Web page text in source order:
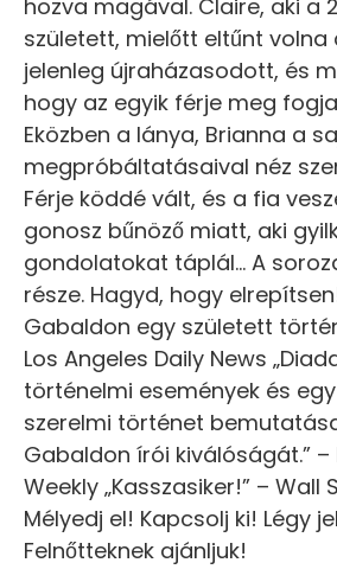
hozva magával. Claire, aki a
született, mielőtt eltűnt volna
jelenleg újraházasodott, és
hogy az egyik férje meg
Eközben a lánya, Brianna a
megpróbáltatásaival néz
Férje köddé vált, és a fia
gonosz bűnöző miatt, aki
gondolatokat táplál… A
része. Hagyd, hogy
Gabaldon egy született
Los Angeles Daily News
történelmi események és
szerelmi történet
Gabaldon írói kiválóságát.” –
Weekly „Kasszasiker!” – Wall
Mélyedj el! Kapcsolj ki! Légy
Felnőtteknek ajánljuk!